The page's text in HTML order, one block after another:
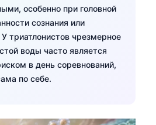
особенно при головной
сознания или
триатлонистов чрезмерное
воды часто является
в день соревнований,
по себе.